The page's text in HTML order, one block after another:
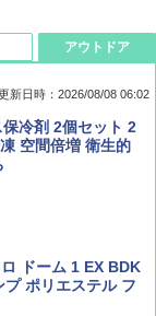
9 月号【特別付録:
ンダム2種】
６年 ９月号 [雑
)
マイ タイ北部の魅
の歩き方D アジア
ォーズ
山善] ポップアッ
畳める パッとサ
フルクローズ メ
150(KH)
ーク) 着替えテン
アウトドア
新日時：2026/08/08 06:02
冷剤 2個セット 2
空間倍増 衛生的
ドーム 1 EX BDK
ポリエステル フ